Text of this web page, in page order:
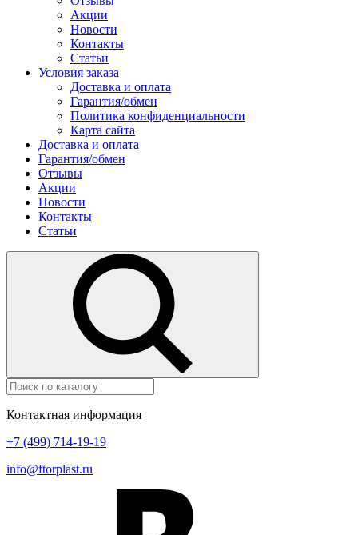
Акции
Новости
Контакты
Статьи
Условия заказа
Доставка и оплата
Гарантия/обмен
Политика конфиденциальности
Карта сайта
Доставка и оплата
Гарантия/обмен
Отзывы
Акции
Новости
Контакты
Статьи
Контактная информация
+7 (499) 714-19-19
info@ftorplast.ru